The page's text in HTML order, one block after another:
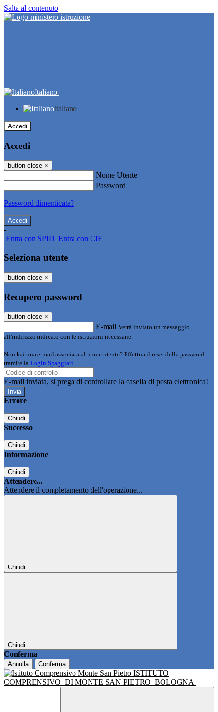
Salta al contenuto
Italiano
Italiano
Accedi
Accedi
button close ×
Nome Utente
Password
Password dimenticata?
-
Entra con SPID Entra con CIE
Seleziona utente
button close ×
Recupero password
button close ×
E-mail Verrà inviato un messaggio
all'indirizzo indicato con le istruzioni necessarie.
Non hai una e-mail associata al nome utente? Effettua il reset della password
tramite la Login Spaggiari
E-mail inviata, si prega di controllare la casella di posta elettronica!
Errore
Chiudi
Successo
Chiudi
Informazione
Chiudi
Attendere...
Attendere il completamento dell'operazione...
Chiudi
Chiudi
Conferma
Annulla Conferma
ISTITUTO
COMPRENSIVO DI MONTE SAN PIETRO BOLOGNA